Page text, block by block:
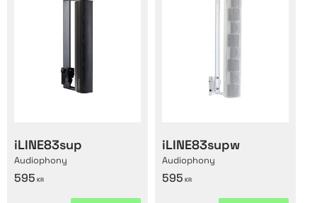
iLINE83sup
Audiophony
595 KR
iLINE83supw
Audiophony
595 KR